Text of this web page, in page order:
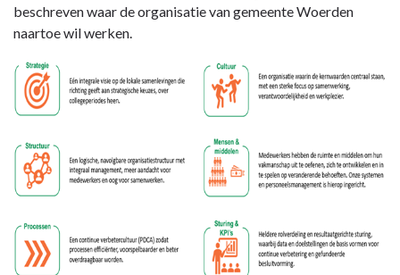
beschreven waar de organisatie van gemeente Woerden
naartoe wil werken.